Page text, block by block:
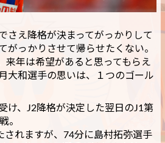
さえ降格が決まってがっかりして
がっかりさせて帰らせたくない。
来年は希望があると思ってもらえ
大和選手の思いは、１つのゴール
け、J2降格が決定した翌日のJ1第
。
されますが、74分に島村拓弥選手